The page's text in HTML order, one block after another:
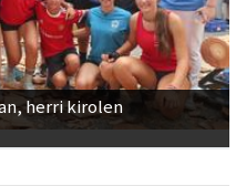
herri kirolen